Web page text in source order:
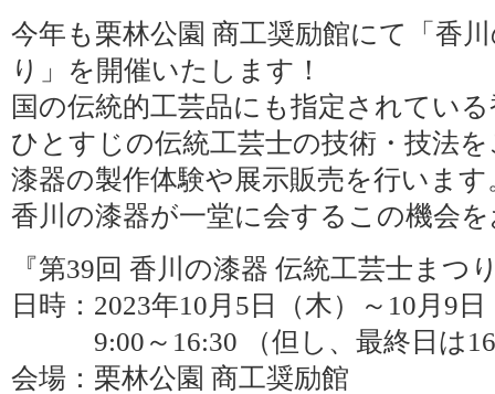
今年も栗林公園 商工奨励館にて「香
り」を開催いたします！
国の伝統的工芸品にも指定されてい
ひとすじの伝統工芸士の技術・技法
漆器の製作体験や展示販売を行います
香川の漆器が一堂に会するこの機会
『第39回 香川の漆器 伝統工芸士まつ
日時：2023年10月5日（木）～10月9
9:00～16:30 （但し、最終日は
会場：栗林公園 商工奨励館